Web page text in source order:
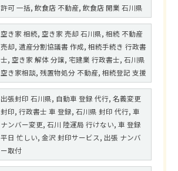
許可 一括, 飲食店 不動産, 飲食店 開業 石川県
空き家 相続, 空き家 売却 石川県, 相続 不動産
売却, 遺産分割協議書 作成, 相続手続き 行政書
士, 空き家 解体 分譲, 宅建業 行政書士, 石川県
空き家相談, 残置物処分 不動産, 相続登記 支援
出張封印 石川県, 自動車 登録 代行, 名義変更
封印, 行政書士 車 登録, 石川県 封印 代行, 車
ナンバー変更, 石川 陸運局 行けない, 車 登録
平日 忙しい, 金沢 封印サービス, 出張 ナンバ
ー取付